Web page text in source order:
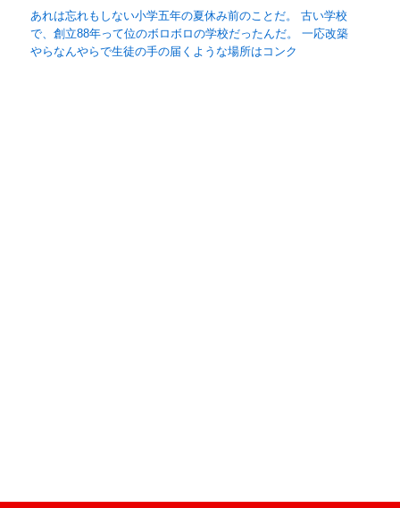
あれは忘れもしない小学五年の夏休み前のことだ。 古い学校
で、創立88年って位のボロボロの学校だったんだ。 一応改築
やらなんやらで生徒の手の届くような場所はコンク